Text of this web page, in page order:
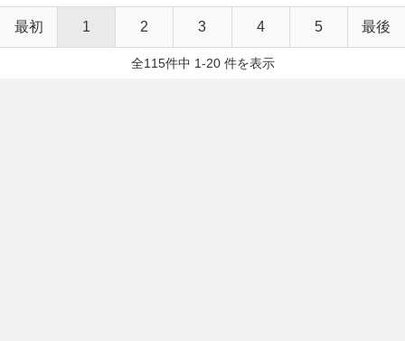
最初 1 2 3 4 5 最後
全115件中 1-20 件を表示